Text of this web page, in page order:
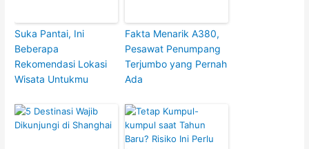
Suka Pantai, Ini
Beberapa
Rekomendasi Lokasi
Wisata Untukmu
Fakta Menarik A380,
Pesawat Penumpang
Terjumbo yang Pernah
Ada